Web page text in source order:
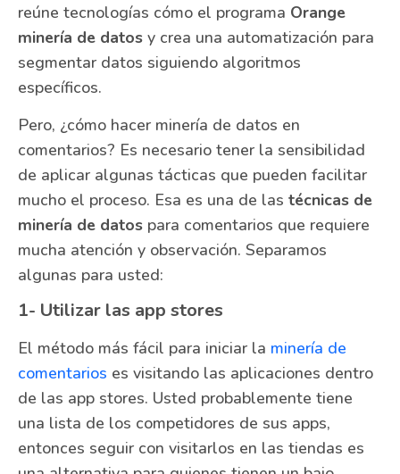
reúne tecnologías cómo el programa Orange
minería de datos y crea una automatización para
segmentar datos siguiendo algoritmos
específicos.
Pero, ¿cómo hacer minería de datos en
comentarios? Es necesario tener la sensibilidad
de aplicar algunas tácticas que pueden facilitar
mucho el proceso. Esa es una de las técnicas de
minería de datos para comentarios que requiere
mucha atención y observación. Separamos
algunas para usted:
1- Utilizar las app stores
El método más fácil para iniciar la minería de
comentarios es visitando las aplicaciones dentro
de las app stores. Usted probablemente tiene
una lista de los competidores de sus apps,
entonces seguir con visitarlos en las tiendas es